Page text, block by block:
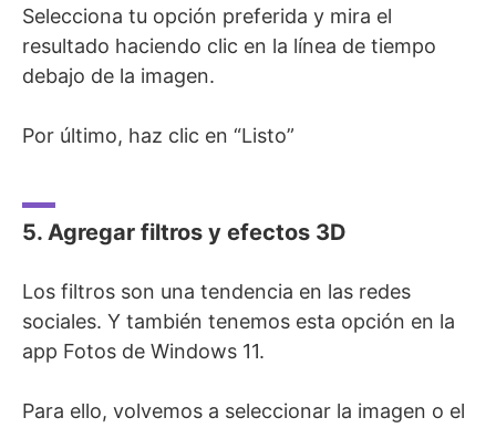
Selecciona tu opción preferida y mira el
resultado haciendo clic en la línea de tiempo
debajo de la imagen.
Por último, haz clic en “Listo”
5. Agregar filtros y efectos 3D
Los filtros son una tendencia en las redes
sociales. Y también tenemos esta opción en la
app Fotos de Windows 11.
Para ello, volvemos a seleccionar la imagen o el